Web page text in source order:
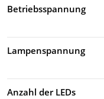
Betriebsspannung
Lampenspannung
Anzahl der LEDs